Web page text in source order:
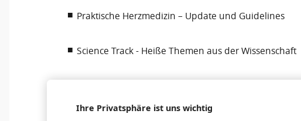
Praktische Herzmedizin – Update und Guidelines
Science Track - Heiße Themen aus der Wissenschaft
Ihre Privatsphäre ist uns wichtig